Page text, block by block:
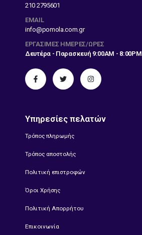
210 2795601
EMAIL
info@pomola.com.gr
ΕΡΓΆΣΙΜΕΣ ΗΜΈΡΕΣ/ΏΡΕΣ
Δευτέρα - Παρασκευή 9:00AM - 8:00PM
Υπηρεσίες πελατών
Τρόπος πληρωμής
Τρόπος αποστολής
Πολιτική επιστροφών
Όροι Χρήσης
Πολιτική Απορρήτου
Επικοινωνία